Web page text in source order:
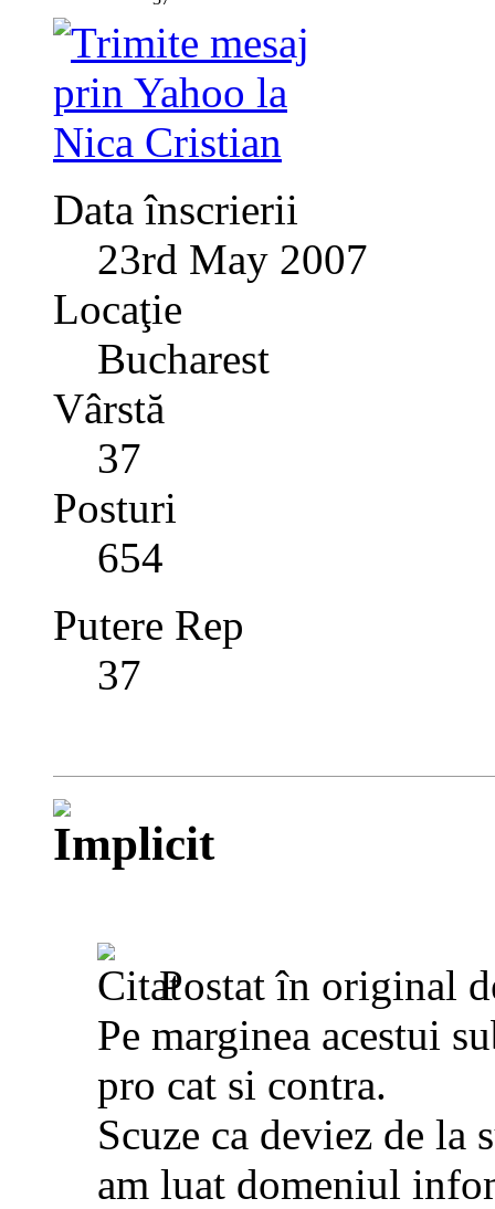
Data înscrierii
23rd May 2007
Locaţie
Bucharest
Vârstă
37
Posturi
654
Putere Rep
37
Postat în original
Pe marginea acestui
pro cat si contra.
Scuze ca deviez de la
am luat domeniul